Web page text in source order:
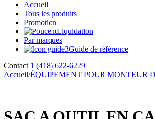
Accueil
Tous les produits
Promotion
Liquidation
Par marques
Guide de référence
Contact 1 (418) 622-6229
Accueil/ÉQUIPEMENT POUR MONTEUR